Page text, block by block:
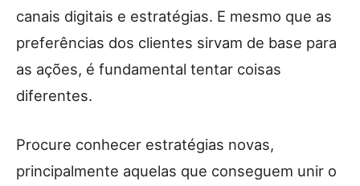
canais digitais e estratégias. E mesmo que as
preferências dos clientes sirvam de base para
as ações, é fundamental tentar coisas
diferentes.
Procure conhecer estratégias novas,
principalmente aquelas que conseguem unir o